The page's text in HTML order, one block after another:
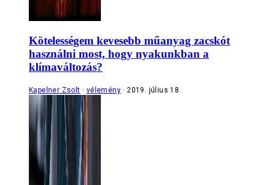
Kötelességem kevesebb műanyag zacskót
használni most, hogy nyakunkban a
klímaváltozás?
Kapelner Zsolt vélemény 2019. július 18.